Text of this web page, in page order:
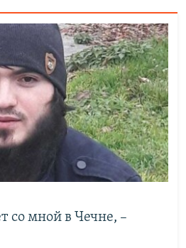
со мной в Чечне, –